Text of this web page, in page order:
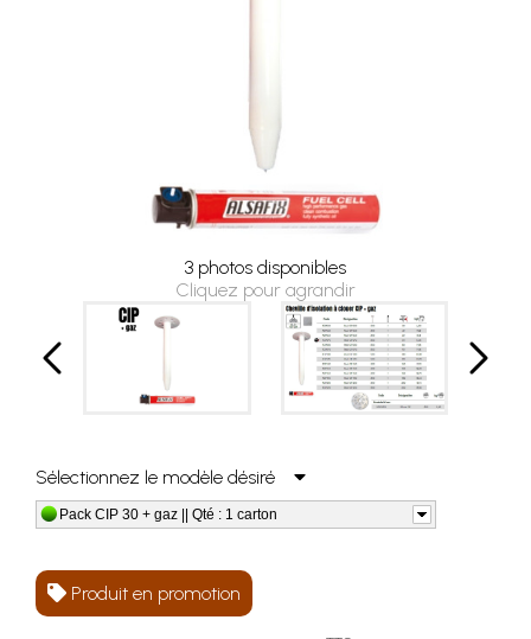
3 photos disponibles
Cliquez pour agrandir
Sélectionnez le modèle désiré
Pack CIP 30 + gaz || Qté : 1 carton
Produit en promotion